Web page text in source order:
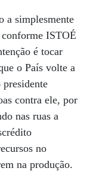
a simplesmente
ISTOÉ
é tocar
o País volte a
contra ele, por
nas ruas a
no
na produção.